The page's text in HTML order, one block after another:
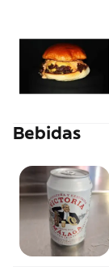
Bebidas